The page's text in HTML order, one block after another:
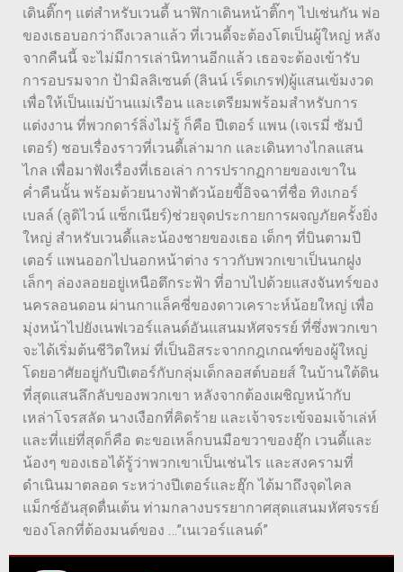
เดินติ๊กๆ แต่สำหรับเวนดี้ นาฬิกาเดินหน้าติ๊กๆ ไปเช่นกัน พ่อ
ของเธอบอกว่าถึงเวลาแล้ว ที่เวนดี้จะต้องโตเป็นผู้ใหญ่ หลัง
จากคืนนี้ จะไม่มีการเล่านิทานอีกแล้ว เธอจะต้องเข้ารับ
การอบรมจาก ป้ามิลลิเซนต์ (ลินน์ เร็ดเกรฟ)ผู้แสนเข้มงวด
เพื่อให้เป็นแม่บ้านแม่เรือน และเตรียมพร้อมสำหรับการ
แต่งงาน ที่พวกดาร์ลิ่งไม่รู้ ก็คือ ปีเตอร์ แพน (เจเรมี่ ซัมป์
เตอร์) ชอบเรื่องราวที่เวนดี้เล่ามาก และเดินทางไกลแสน
ไกล เพื่อมาฟังเรื่องที่เธอเล่า การปรากฏกายของเขาใน
ค่ำคืนนั้น พร้อมด้วยนางฟ้าตัวน้อยขี้อิจฉาที่ชื่อ ทิงเกอร์
เบลล์ (ลูดิไวน์ แซ็กเนียร์)ช่วยจุดประกายการผจญภัยครั้งยิ่ง
ใหญ่ สำหรับเวนดี้และน้องชายของเธอ เด็กๆ ที่บินตามปี
เตอร์ แพนออกไปนอกหน้าต่าง ราวกับพวกเขาเป็นนกฝูง
เล็กๆ ล่องลอยอยู่เหนือตึกระฟ้า ที่อาบไปด้วยแสงจันทร์ของ
นครลอนดอน ผ่านกาแล็คซี่ของดาวเคราะห์น้อยใหญ่ เพื่อ
มุ่งหน้าไปยังเนฟเวอร์แลนด์อันแสนมหัศจรรย์ ที่ซึ่งพวกเขา
จะได้เริ่มต้นชีวิตใหม่ ที่เป็นอิสระจากกฎเกณฑ์ของผู้ใหญ่
โดยอาศัยอยู่กับปีเตอร์กับกลุ่มเด็กลอสต์บอยส์ ในบ้านใต้ดิน
ที่สุดแสนลึกลับของพวกเขา หลังจากต้องเผชิญหน้ากับ
เหล่าโจรสลัด นางเงือกที่คิดร้าย และเจ้าจระเข้จอมเจ้าเล่ห์
และที่แย่ที่สุดก็คือ ตะขอเหล็กบนมือขวาของฮุ๊ก เวนดี้และ
น้องๆ ของเธอได้รู้ว่าพวกเขาเป็นเช่นไร และสงครามที่
ดำเนินมาตลอด ระหว่างปีเตอร์และฮุ๊ก ได้มาถึงจุดไคล
แม็กซ์อันสุดตื่นเต้น ท่ามกลางบรรยากาศสุดแสนมหัศจรรย์
ของโลกที่ต้องมนต์ของ …”เนเวอร์แลนด์”